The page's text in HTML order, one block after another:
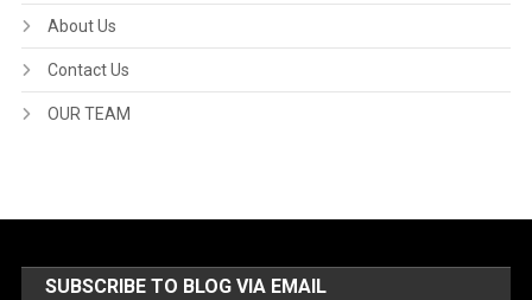
About Us
Contact Us
OUR TEAM
SUBSCRIBE TO BLOG VIA EMAIL